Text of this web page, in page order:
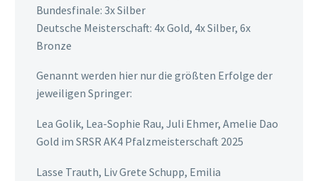
Bundesfinale: 3x Silber
Deutsche Meisterschaft: 4x Gold, 4x Silber, 6x
Bronze
Genannt werden hier nur die größten Erfolge der
jeweiligen Springer:
Lea Golik, Lea-Sophie Rau, Juli Ehmer, Amelie Dao
Gold im SRSR AK4 Pfalzmeisterschaft 2025
Lasse Trauth, Liv Grete Schupp, Emilia